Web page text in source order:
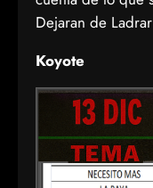
Dejaran de
Koyote